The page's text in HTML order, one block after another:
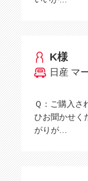
K様
日産 マ
Ｑ：ご購入さ
ひお聞かせく
がりが…